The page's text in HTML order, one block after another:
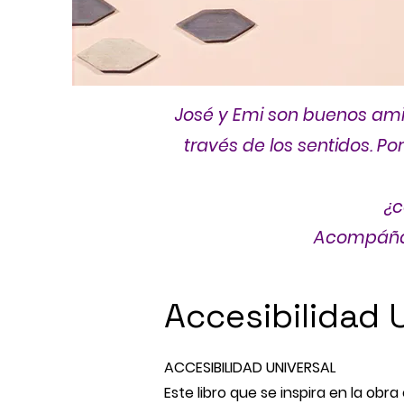
José y Emi son buenos
través de los sentidos.
Accesibilidad
ACCESIBILIDAD UNIVERSAL
Este libro que se inspira en la